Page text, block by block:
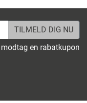
en rabatkupon